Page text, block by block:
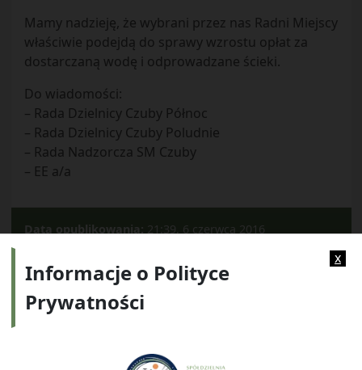
Mamy nadzieję, że wybrani przez nas Radni Miejscy
właściwie podejdą do sprawy wzrostu opłat za
dostarczaną wodę i odprowadzane ścieki.
Do wiadomości:
– Rada Dzielnicy Czuby Północ
– Rada Dzielnicy Czuby Poludnie
– Rada Nadzorcza SM Czuby
– EE a/a
Data opublikowania: 21:39, 6 czerwca 2016
x
Informacje o Polityce
Prywatności